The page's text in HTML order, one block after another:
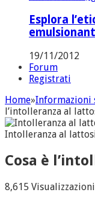
Esplora
19/11/2012
Forum
Registrati
Home»Informazioni
l’intolleranza al
Intolleranza al
Cosa è
8,615 Visualizzazioni